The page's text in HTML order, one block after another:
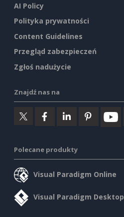
AI Policy
Polityka prywatności
Content Guidelines
Przegląd zabezpieczeń
Zgłoś nadużycie
Znajdź nas na
Polecane produkty
Visual Paradigm Online
Visual Paradigm Desktop